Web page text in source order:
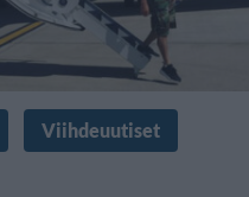
Viihdeuutiset